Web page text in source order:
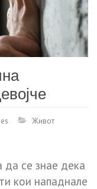
Живот
се знае дека
кои нападнале